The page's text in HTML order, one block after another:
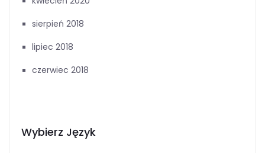
sierpień 2018
lipiec 2018
czerwiec 2018
Wybierz Język